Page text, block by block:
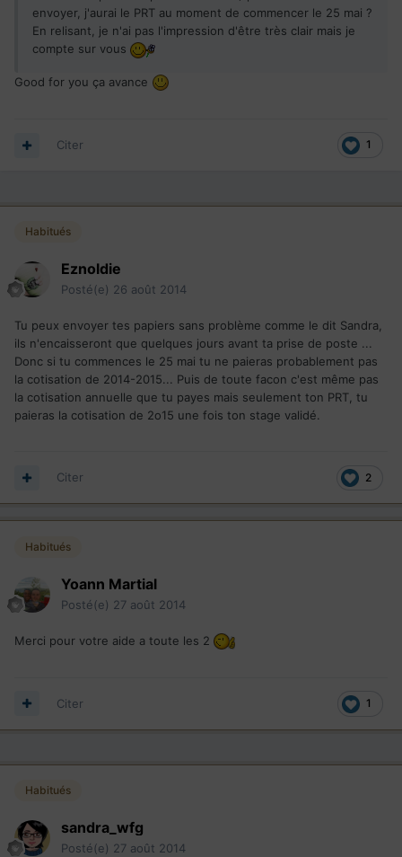
envoyer, j'aurai le PRT au moment de commencer le 25 mai ?
En relisant, je n'ai pas l'impression d'être très clair mais je
compte sur vous
Good for you ça avance
1
Citer
Habitués
Eznoldie
Posté(e) 26 août 2014
Tu peux envoyer tes papiers sans problème comme le dit Sandra,
ils n'encaisseront que quelques jours avant ta prise de poste ...
Donc si tu commences le 25 mai tu ne paieras probablement pas
la cotisation de 2014-2015... Puis de toute facon c'est même pas
la cotisation annuelle que tu payes mais seulement ton PRT, tu
paieras la cotisation de 2o15 une fois ton stage validé.
2
Citer
Habitués
Yoann Martial
Posté(e) 27 août 2014
Merci pour votre aide a toute les 2
1
Citer
Habitués
sandra_wfg
Posté(e) 27 août 2014